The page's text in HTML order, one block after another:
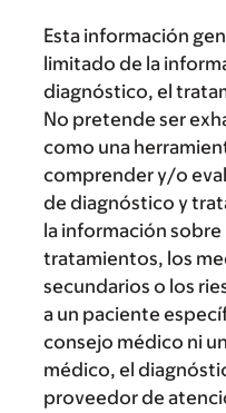
Esta información
limitado de la
diagnóstico, el
No pretende ser
como una
comprender y/o
de diagnóstico y
la información
tratamientos, los
secundarios o los
a un paciente
consejo médico ni
médico, el
proveedor de